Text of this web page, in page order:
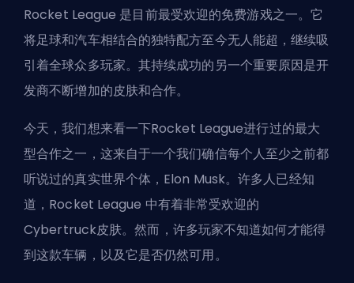
Rocket League 是目前最受欢迎的免费游戏之一。它
将足球和汽车相结合的独特配方至今无人能超，继续吸
引着全球众多玩家。其持续成功的另一个重要原因是开
发商不断增加的皮肤和合作。
今天，我们想来看一下Rocket League进行过的最大
型合作之一，这来自于一个我们确信每个人至少之前都
听说过的真实世界个体，Elon Musk。许多人已经知
道，Rocket League 中有着非常受欢迎的
Cybertruck皮肤。然而，许多玩家不知道如何才能得
到这款车辆，以及它是否仍然可用。